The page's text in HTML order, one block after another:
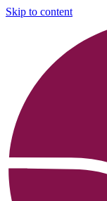
Skip to content